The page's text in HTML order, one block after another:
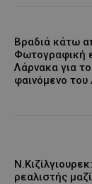
Βραδιά κάτω
Φωτογραφική
Λάρνακα για
φαινόμενο
ρεαλιστής μαζί